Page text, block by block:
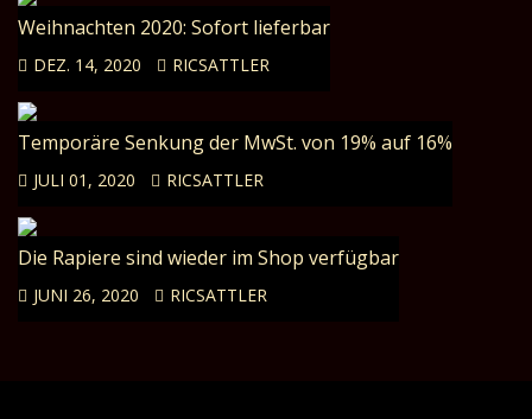
Weihnachten 2020: Sofort lieferbar
DEZ. 14, 2020 RICSATTLER
Temporäre Senkung der MwSt. von 19% auf 16%
JULI 01, 2020 RICSATTLER
Die Rapiere sind wieder im Shop verfügbar
JUNI 26, 2020 RICSATTLER